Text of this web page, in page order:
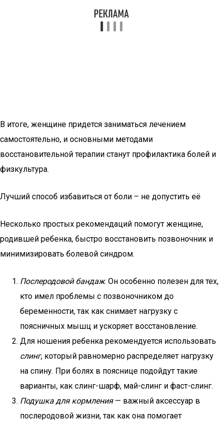
В итоге, женщине придется заниматься лечением
самостоятельно, и основными методами
восстановительной терапии станут профилактика болей и
физкультура.
Лучший способ избавиться от боли – не допустить её
Несколько простых рекомендаций помогут женщине,
родившей ребенка, быстро восстановить позвоночник и
минимизировать болевой синдром.
Послеродовой бандаж. Он особенно полезен для тех,
кто имел проблемы с позвоночником до
беременности, так как снимает нагрузку с
поясничных мышц и ускоряет восстановление.
Для ношения ребенка рекомендуется использовать
слинг, который равномерно распределяет нагрузку
на спину. При болях в пояснице подойдут такие
варианты, как слинг-шарф, май-слинг и фаст-слинг.
Подушка для кормления— важный аксессуар в
послеродовой жизни, так как она помогает